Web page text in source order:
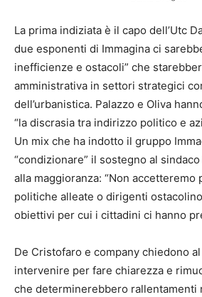
La prima indiziata è il capo dell’Utc
due esponenti di Immagina ci
inefficienze e ostacoli” che
amministrativa in settori strategici
dell’urbanistica. Palazzo e Oliva
“la discrasia tra indirizzo politico e
Un mix che ha indotto il gruppo
“condizionare” il sostegno al
alla maggioranza: “Non accetteremo
politiche alleate o dirigenti
obiettivi per cui i cittadini ci hanno
De Cristofaro e company chiedono
intervenire per fare chiarezza e
che determinerebbero rallentamenti